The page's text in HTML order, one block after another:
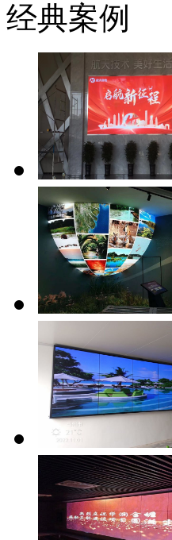
经典案例